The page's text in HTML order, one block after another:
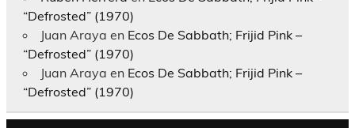
“Defrosted” (1970)
Juan Araya en Ecos De Sabbath; Frijid Pink –
“Defrosted” (1970)
Juan Araya en Ecos De Sabbath; Frijid Pink –
“Defrosted” (1970)